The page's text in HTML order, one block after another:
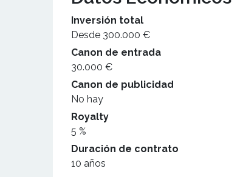
Inversión total
Desde 300.000 €
Canon de entrada
30.000 €
Canon de publicidad
No hay
Royalty
5 %
Duración de contrato
10 años